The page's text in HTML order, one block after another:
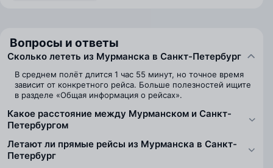
Вопросы и ответы
Сколько лететь из Мурманска в Санкт-Петербург
В среднем полёт длится 1 час 55 минут, но точное время
зависит от конкретного рейса. Больше полезностей ищите
в разделе «Общая информация о рейсах».
Какое расстояние между Мурманском и Санкт-
Петербургом
Летают ли прямые рейсы из Мурманска в Санкт-
Петербург